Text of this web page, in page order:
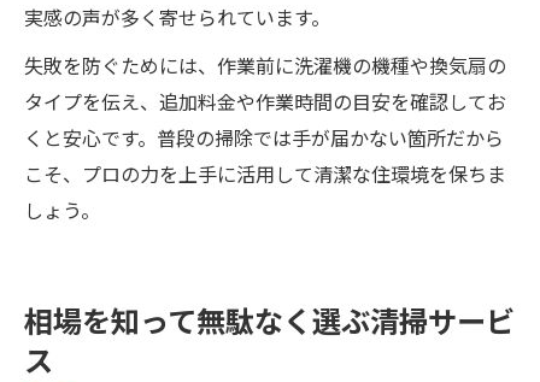
実感の声が多く寄せられています。
失敗を防ぐためには、作業前に洗濯機の機種や換気扇の
タイプを伝え、追加料金や作業時間の目安を確認してお
くと安心です。普段の掃除では手が届かない箇所だから
こそ、プロの力を上手に活用して清潔な住環境を保ちま
しょう。
相場を知って無駄なく選ぶ清掃サービ
ス